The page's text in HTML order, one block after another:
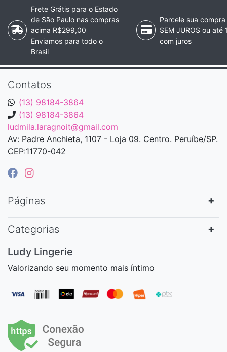
Frete Grátis para o Estado
de São Paulo nas compras
acima R$299,00
Enviamos para todo o
Brasil
Parcele sua
SEM JUROS ou até
com juros
Contatos
(13) 98184-3864
(13) 98184-3864
ludmila.laragnoit@gmail.com
Av: Padre Anchieta, 1107 - Loja 09. Centro. Peruíbe/SP.
CEP:11770-042
Páginas
Categorias
Ludy Lingerie
Valorizando seu momento mais íntimo